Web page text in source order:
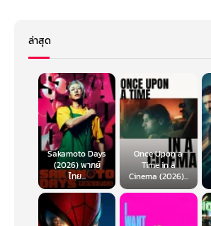
ล่าสุด
Sakamoto Days
(2026) พากย์
ไทย...
Once Upon a
Time in a
Cinema (2026)...